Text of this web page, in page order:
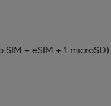
SIM + eSIM + 1 microSD)